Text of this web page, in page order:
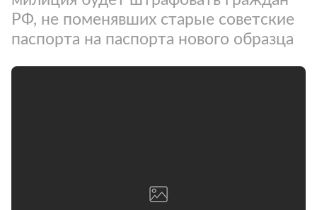
РФ, не поменявших старые советские
паспорта на паспорта нового образца